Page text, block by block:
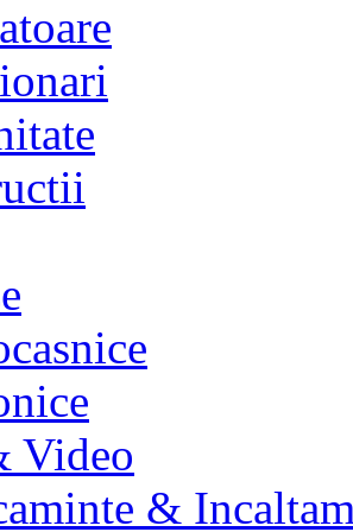
Video
&